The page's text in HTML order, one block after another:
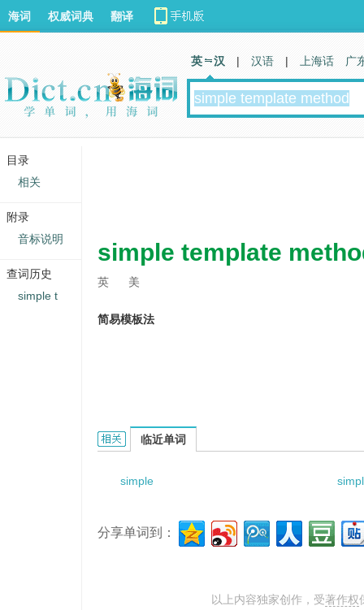
simple template
英 美
简易模板法
simple template method的相关资料：
临近单词
simple
分享单词到：
以上内容独家创作，受著作权
海词 权威词典 翻译
英 汉 | 汉语 | 上海话 广
目录
相关
附录
音标说明
查词历史
simple t